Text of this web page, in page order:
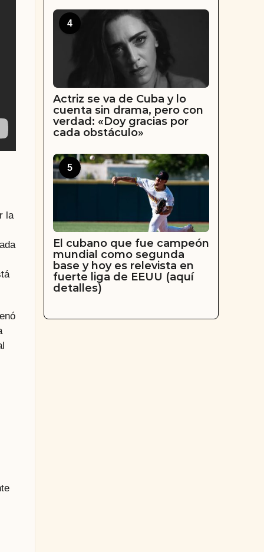
la
4
Actriz se va de Cuba y lo
cuenta sin drama, pero con
verdad: «Doy gracias por
cada obstáculo»
5
El cubano que fue campeón
mundial como segunda
base y hoy es relevista en
fuerte liga de EEUU (aquí
detalles)